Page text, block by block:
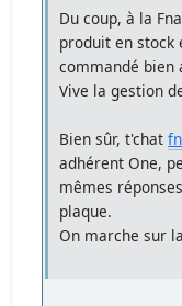
Du coup, à la
produit en
commandé bien
Vive la gestion
Bien sûr, t'chat
adhérent One,
mêmes
plaque.
On marche sur